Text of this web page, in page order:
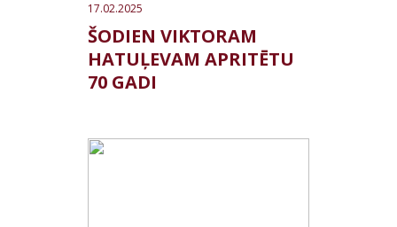
17.02.2025
ŠODIEN VIKTORAM
HATUĻEVAM APRITĒTU
70 GADI